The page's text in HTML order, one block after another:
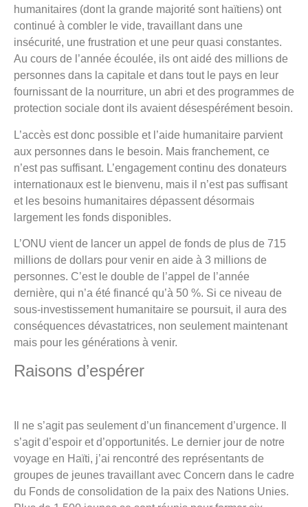
humanitaires (dont la grande majorité sont haïtiens) ont
continué à combler le vide, travaillant dans une
insécurité, une frustration et une peur quasi constantes.
Au cours de l’année écoulée, ils ont aidé des millions de
personnes dans la capitale et dans tout le pays en leur
fournissant de la nourriture, un abri et des programmes de
protection sociale dont ils avaient désespérément besoin.
L’accès est donc possible et l’aide humanitaire parvient
aux personnes dans le besoin. Mais franchement, ce
n’est pas suffisant. L’engagement continu des donateurs
internationaux est le bienvenu, mais il n’est pas suffisant
et les besoins humanitaires dépassent désormais
largement les fonds disponibles.
L’ONU vient de lancer un appel de fonds de plus de 715
millions de dollars pour venir en aide à 3 millions de
personnes. C’est le double de l’appel de l’année
dernière, qui n’a été financé qu’à 50 %. Si ce niveau de
sous-investissement humanitaire se poursuit, il aura des
conséquences dévastatrices, non seulement maintenant
mais pour les générations à venir.
Raisons d’espérer
Il ne s’agit pas seulement d’un financement d’urgence. Il
s’agit d’espoir et d’opportunités. Le dernier jour de notre
voyage en Haïti, j’ai rencontré des représentants de
groupes de jeunes travaillant avec Concern dans le cadre
du Fonds de consolidation de la paix des Nations Unies.